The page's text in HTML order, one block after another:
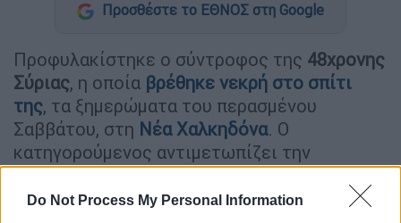
Do Not Process My Personal Information
Προσθέστε το ΕΘΝΟΣ στη Google
Προφυλακίστηκε ο σύντροφος της 48χρονης
Σύριας, η οποία βρέθηκε νεκρή στο σπίτι
της, τα ξημερώματα του περασμένου
Σαββάτου, στη Νέα Χαλκηδόνα. Ο
κατηγορούμενος αντιμετωπίζει την
κατηγορία τηςανθρωποκτονίας με δόλοσε
ήρεμη ψυχική κατάσταση.